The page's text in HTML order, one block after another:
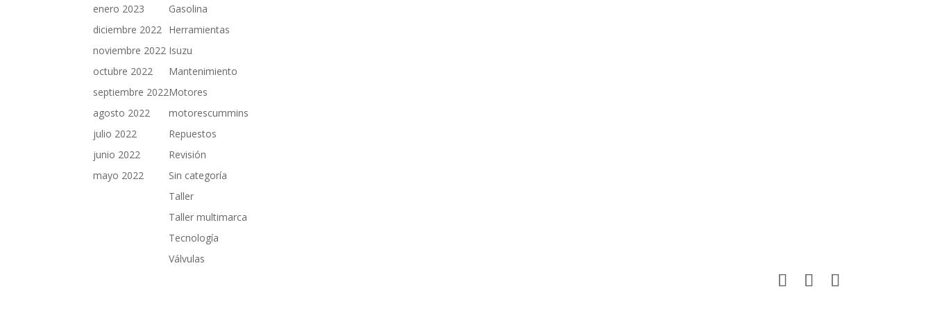
enero 2023
diciembre 2022
noviembre 2022
octubre 2022
septiembre 2022
agosto 2022
julio 2022
junio 2022
mayo 2022
Gasolina
Herramientas
Isuzu
Mantenimiento
Motores
motorescummins
Repuestos
Revisión
Sin categoría
Taller
Taller multimarca
Tecnología
Válvulas